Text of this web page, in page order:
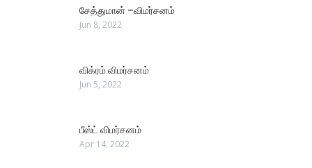
சேத்துமான் –விமர்சனம்
Jun 8, 2022
விக்ரம் விமர்சனம்
Jun 5, 2022
பீஸ்ட் விமர்சனம்
Apr 14, 2022